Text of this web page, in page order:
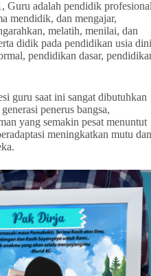
Guru adalah pendidik profesional
mendidik, dan mengajar,
melatih, menilai, dan
didik pada pendidikan usia dini
pendidikan dasar,
guru saat ini sangat dibutuhkan
penerus bangsa,
yang semakin pesat menuntut
meningkatkan mutu dan